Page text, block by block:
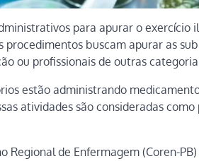
para apurar o exercício
buscam apurar as
ou profissionais de outras
estão administrando
atividades são consideradas
de Enfermagem (Coren-